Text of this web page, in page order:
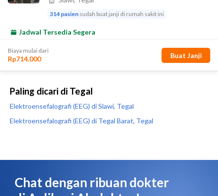
Paling dicari di Tegal
Elektroensefalografi (EEG) di Slawi, Tegal
Elektroensefalografi (EEG) di Tegal Barat, Tegal